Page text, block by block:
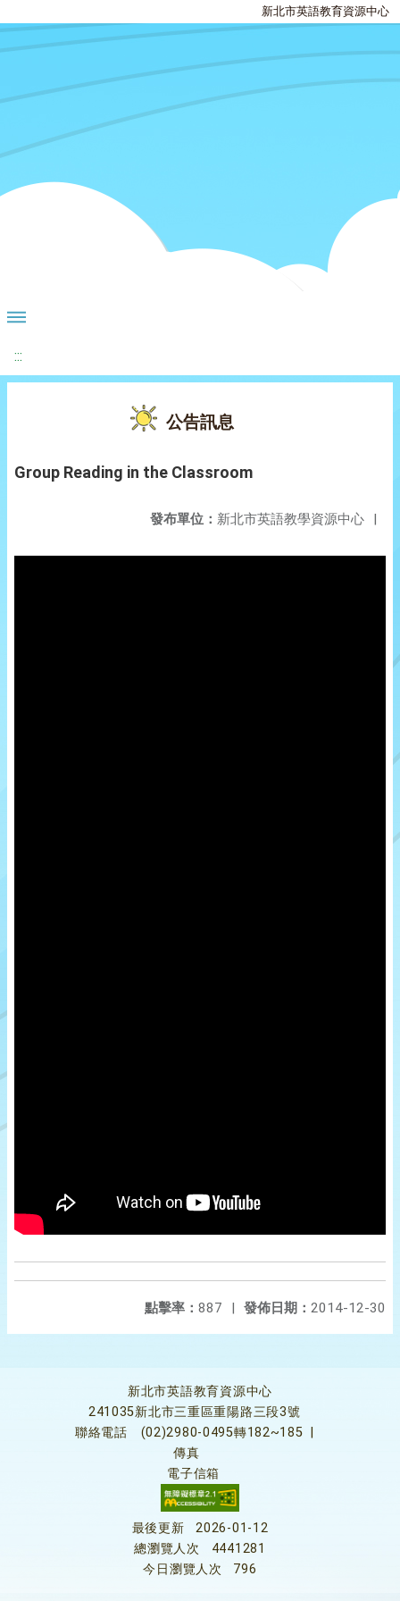
新北市英語教育資源中心
:::
公告訊息
Group Reading in the Classroom
發布單位： 新北市英語教學資源中心 |
發佈日期： 2014-12-30
點擊率： 887 |
新北市英語教育資源中心
241035新北市三重區重陽路三段3號
聯絡電話
(02)2980-0495轉182~185
傳真
電子信箱
最後更新
2026-01-12
總瀏覽人次
4441281
今日瀏覽人次
796